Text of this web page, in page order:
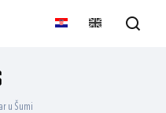
u Šumi